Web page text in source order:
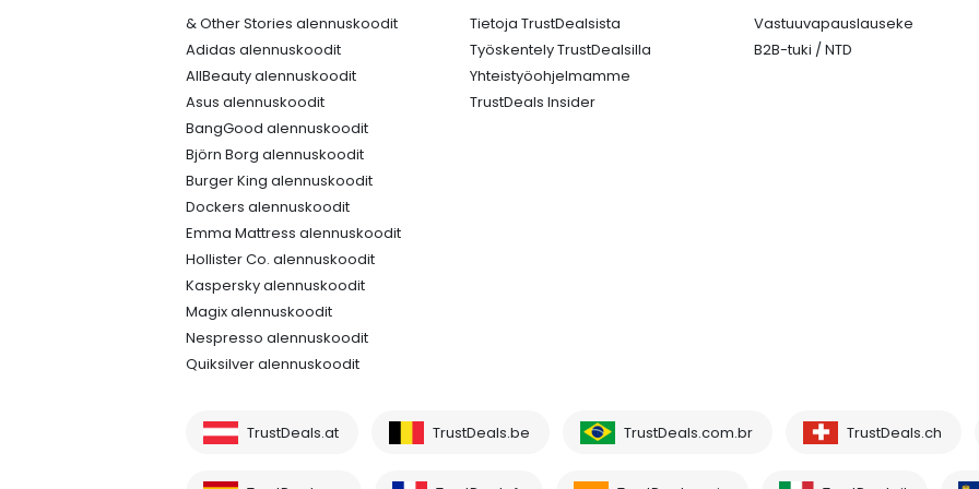
& Other Stories alennuskoodit
Adidas alennuskoodit
AllBeauty alennuskoodit
Asus alennuskoodit
BangGood alennuskoodit
Björn Borg alennuskoodit
Burger King alennuskoodit
Dockers alennuskoodit
Emma Mattress alennuskoodit
Hollister Co. alennuskoodit
Kaspersky alennuskoodit
Magix alennuskoodit
Nespresso alennuskoodit
Quiksilver alennuskoodit
Tietoja TrustDealsista
Työskentely TrustDealsilla
Yhteistyöohjelmamme
TrustDeals Insider
Vastuuvapauslauseke
B2B-tuki / NTD
TrustDeals.at TrustDeals.be TrustDeals.com.br TrustDeals.ch